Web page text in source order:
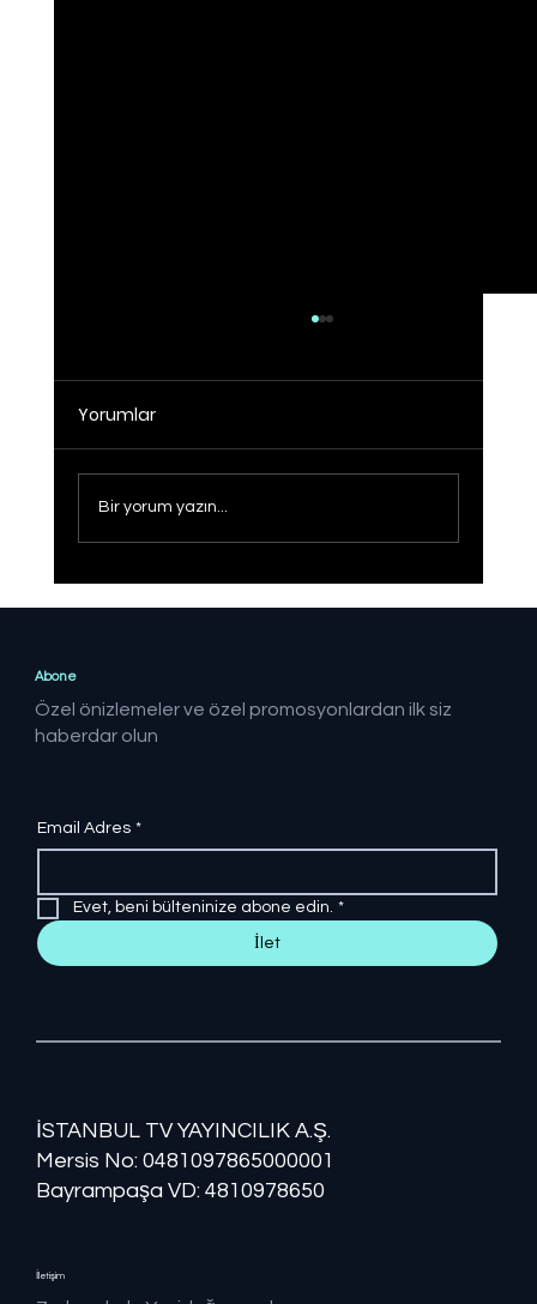
Yorumlar
Bir yorum yazın...
Abone
Özel önizlemeler ve özel promosyonlardan ilk siz
haberdar olun
Email Adres *
Evet, beni bülteninize abone edin. *
İlet
İSTANBUL TV YAYINCILIK A.Ş.
Mersis No: ​​0481097865000001
Bayrampaşa VD: 4810978650
İletişim